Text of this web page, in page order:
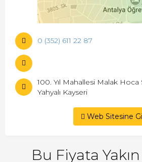
0 (352) 611 22 87
100. Yıl Mahallesi Malak
Yahyalı Kayseri
Web Sitesine
Bu Fiyata